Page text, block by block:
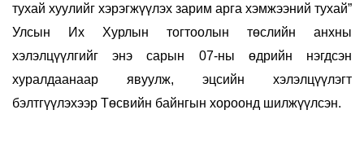
тухай хуулийг хэрэгжүүлэх зарим арга хэмжээний тухай”
Улсын Их Хурлын тогтоолын төслийн анхны
хэлэлцүүлгийг энэ сарын 07-ны өдрийн нэгдсэн
хуралдаанаар явуулж, эцсийн хэлэлцүүлэгт
бэлтгүүлэхээр Төсвийн байнгын хороонд шилжүүлсэн.